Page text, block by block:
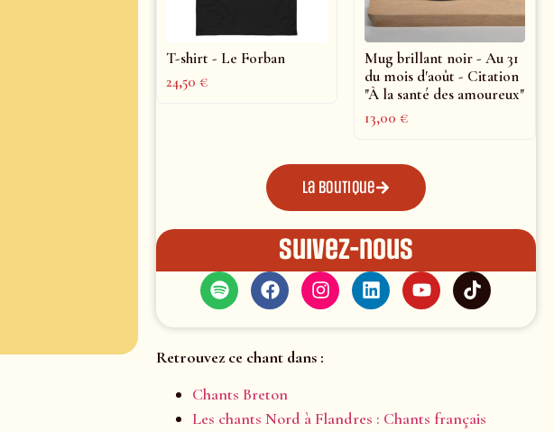
T-shirt - Le Forban
24,50€
Mug brillant noir - Au 31
du mois d'août - Citation
"À la santé des amoureux"
13,00€
La boutique
Suivez-nous
Retrouvez ce chant dans :
Chants Breton
Les chants Nord à Flandres : Chants français